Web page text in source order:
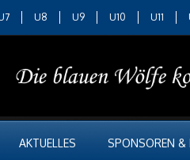
U8 U9 U10 U11
AKTUELLES SPONSOREN &